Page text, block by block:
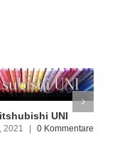
UNI
2021 0 Kommentare